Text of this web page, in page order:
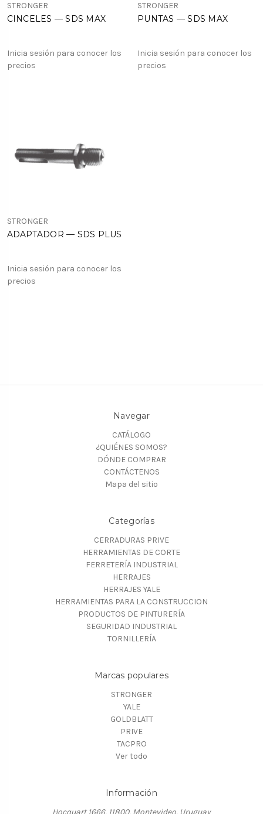
STRONGER
CINCELES — SDS MAX
Inicia sesión para conocer los
precios
STRONGER
PUNTAS — SDS MAX
Inicia sesión para conocer los
precios
STRONGER
ADAPTADOR — SDS PLUS
Inicia sesión para conocer los
precios
Navegar
CATÁLOGO
¿QUIÉNES SOMOS?
DÓNDE COMPRAR
CONTÁCTENOS
Mapa del sitio
Categorías
CERRADURAS PRIVE
HERRAMIENTAS DE CORTE
FERRETERÍA INDUSTRIAL
HERRAJES
HERRAJES YALE
HERRAMIENTAS PARA LA CONSTRUCCION
PRODUCTOS DE PINTURERÍA
SEGURIDAD INDUSTRIAL
TORNILLERÍA
Marcas populares
STRONGER
YALE
GOLDBLATT
PRIVE
TACPRO
Ver todo
Información
Hocquart 1666, 11800, Montevideo, Uruguay